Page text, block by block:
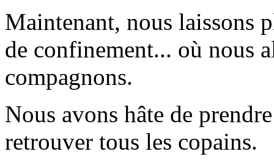
Maintenant, nous laissons
de confinement... où nous
compagnons.
Nous avons hâte de
retrouver tous les copains.